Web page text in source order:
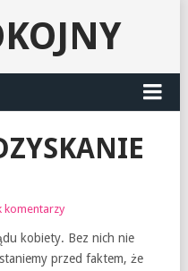
komentarzy
kobiety. Bez nich nie
przed faktem, że